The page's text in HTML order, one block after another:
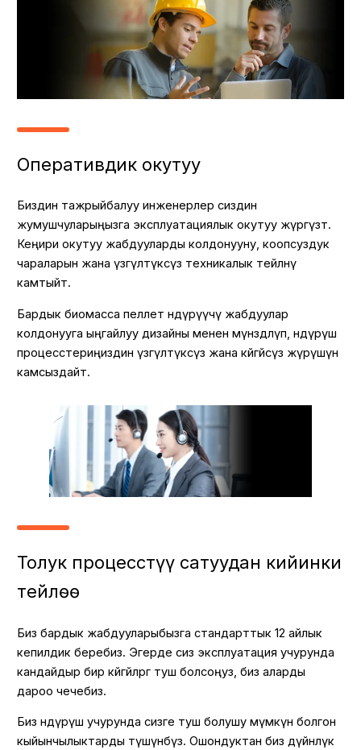
Оперативдик окутуу
Биздин тажрыйбалуу инженерлер сиздин
жумушчуларыңызга эксплуатациялык окутуу жүргүзөт.
Кеңири окутуу жабдууларды колдонууну, коопсуздук
чараларын жана үзгүлтүксүз техникалык тейлөөнү
камтыйт.
Бардык биомасса пеллет өндүрүүчү жабдуулар
колдонууга ыңгайлуу дизайны менен мүнөздөлүп, өндүрүш
процесстериңиздин үзгүлтүксүз жана көйгөйсүз жүрүшүн
камсыздайт.
Толук процесстүү сатуудан кийинки
тейлөө
Биз бардык жабдууларыбызга стандарттык 12 айлык
кепилдик беребиз. Эгерде сиз эксплуатация учурунда
кандайдыр бир көйгөйлөргө туш болсоңуз, биз аларды
дароо чечебиз.
Биз өндүрүш учурунда сизге туш болушу мүмкүн болгон
кыйынчылыктарды түшүнөбүз. Ошондуктан биз дүйнөлүк